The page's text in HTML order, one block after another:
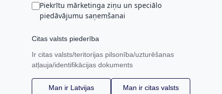
Piekrītu mārketinga ziņu un speciālo
piedāvājumu saņemšanai
Citas valsts piederība
Ir citas valsts/teritorijas pilsonība/uzturēšanas
atļauja/identifikācijas dokuments
Man ir Latvijas
Man ir citas valsts